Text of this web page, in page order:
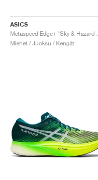
ASICS
Miehet / Juoksu / Kengät